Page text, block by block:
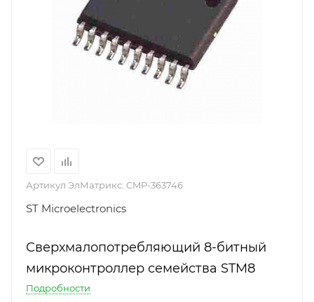
Артикул ЭлМатрикс: CMP-363746
ST Microelectronics
Сверхмалопотребляющий 8-битный
микроконтроллер семейства STM8
Подробности